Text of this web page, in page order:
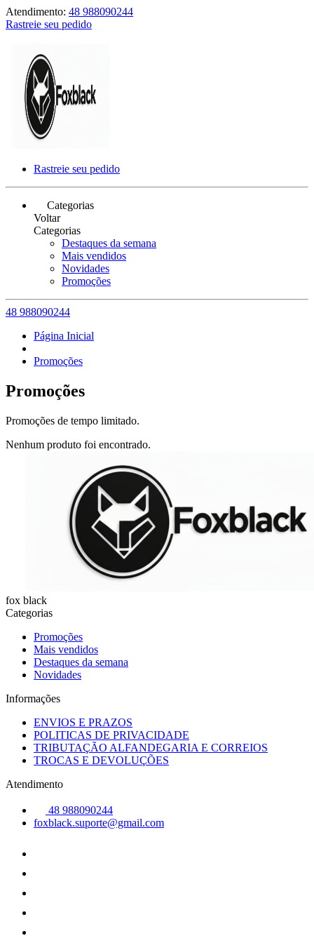
Atendimento: 48 988090244
Rastreie seu pedido
Rastreie seu pedido
Categorias
Voltar
Categorias
Destaques da semana
Mais vendidos
Novidades
Promoções
48 988090244
Página Inicial
Promoções
Promoções
Promoções de tempo limitado.
Nenhum produto foi encontrado.
fox black
Categorias
Promoções
Mais vendidos
Destaques da semana
Novidades
Informações
ENVIOS E PRAZOS
POLITICAS DE PRIVACIDADE
TRIBUTAÇÃO ALFANDEGARIA E CORREIOS
TROCAS E DEVOLUÇÕES
Atendimento
48 988090244
foxblack.suporte@gmail.com